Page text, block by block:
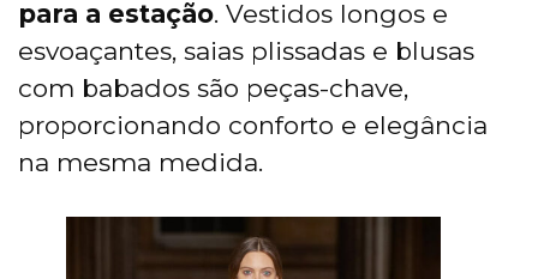
para a estação. Vestidos longos e
esvoaçantes, saias plissadas e blusas
com babados são peças-chave,
proporcionando conforto e elegância
na mesma medida.